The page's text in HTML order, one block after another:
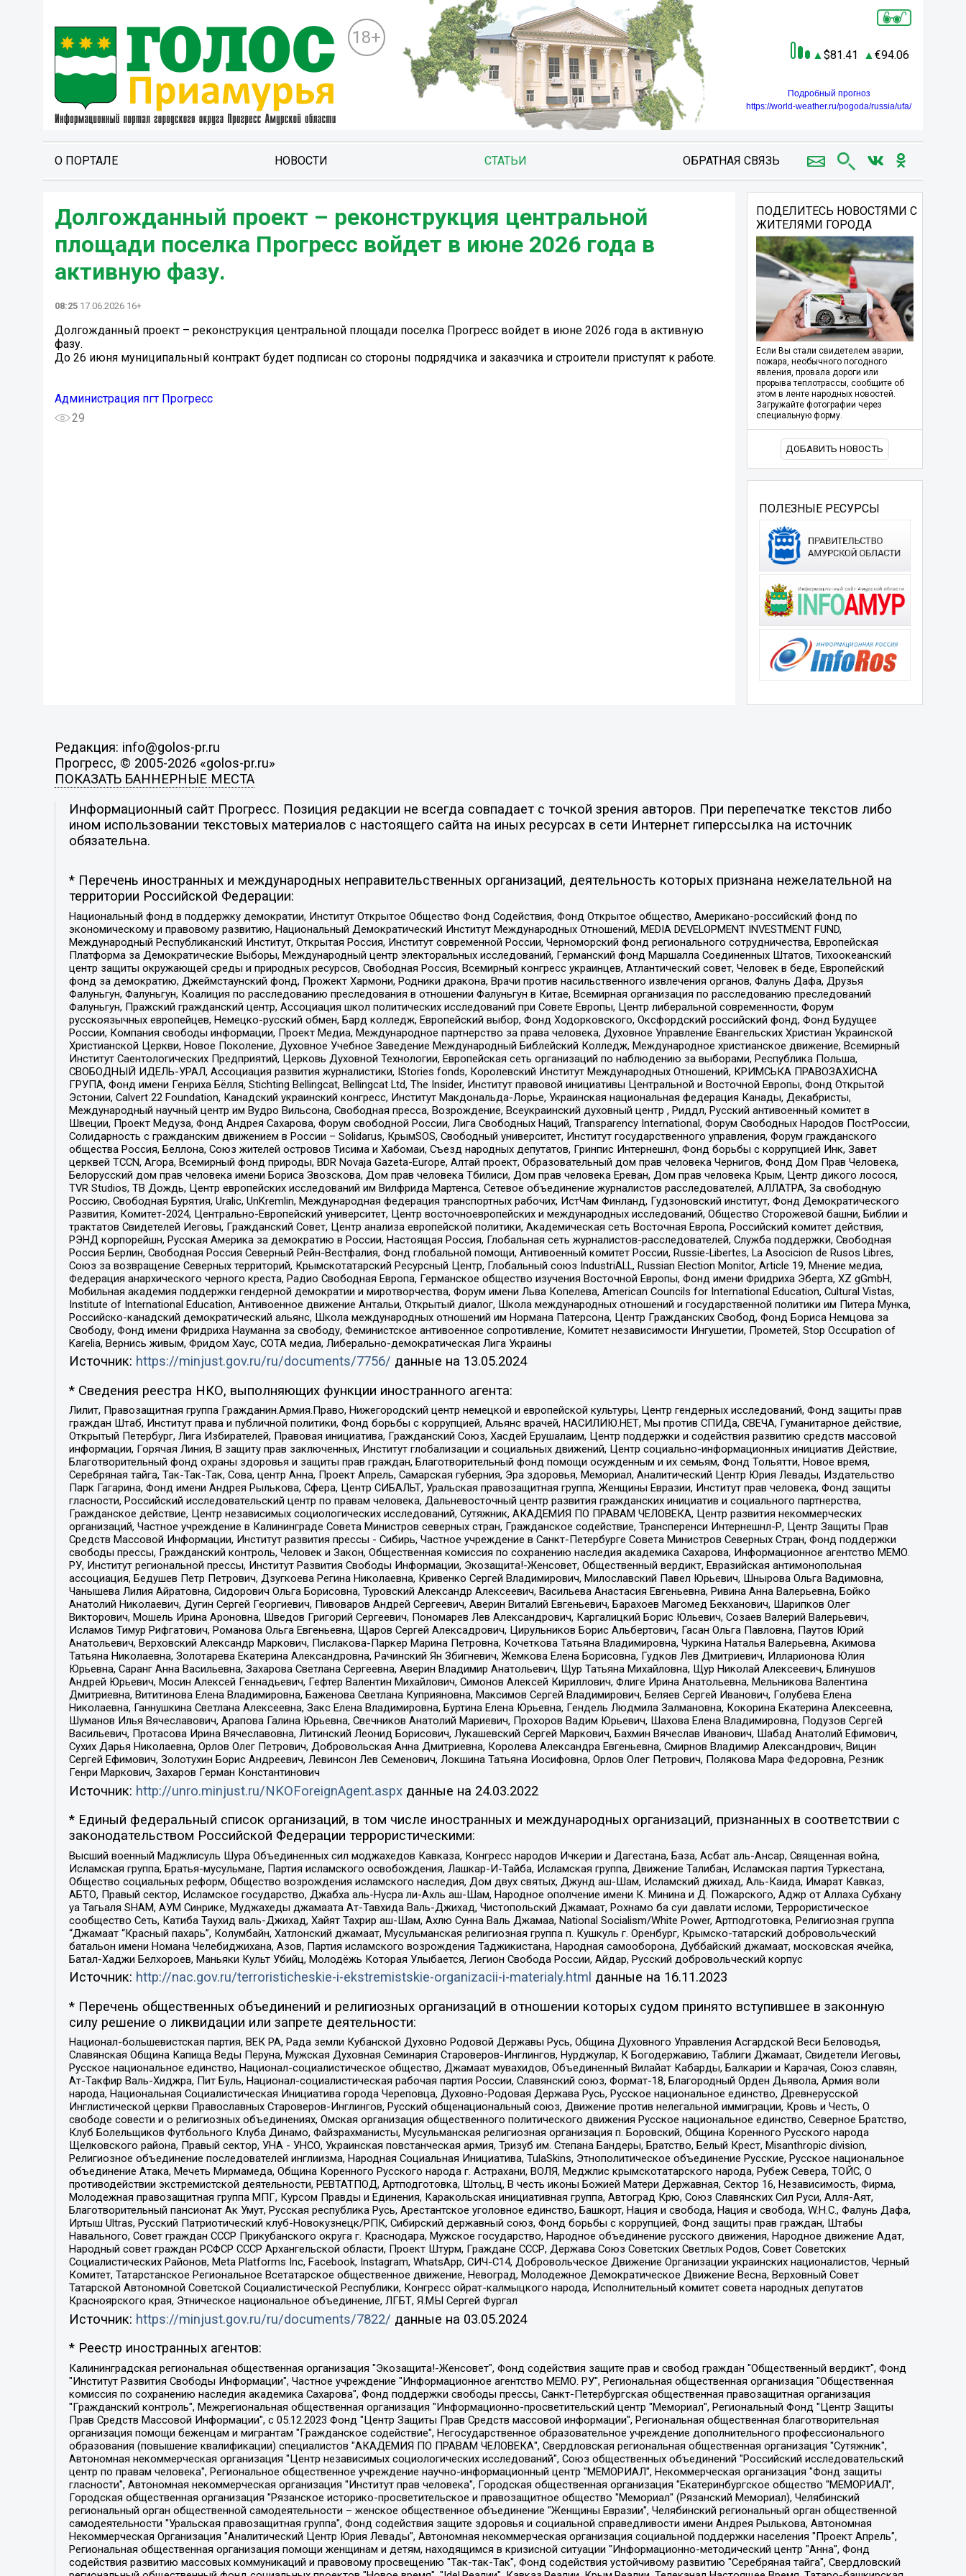
18+
81.41 94.06
Подробный прогноз
https://world-weather.ru/pogoda/russia/ufa/
О ПОРТАЛЕ НОВОСТИ СТАТЬИ ОБРАТНАЯ СВЯЗЬ
Долгожданный проект – реконструкция центральной
площади поселка Прогресс войдет в июне 2026 года в
активную фазу.
08:25 17.06.2026 16+
Долгожданный проект – реконструкция центральной площади поселка Прогресс войдет в июне 2026 года в активную
фазу.
До 26 июня муниципальный контракт будет подписан со стороны подрядчика и заказчика и строители приступят к работе.
Администрация пгт Прогресс
29
ПОДЕЛИТЕСЬ НОВОСТЯМИ С
ЖИТЕЛЯМИ ГОРОДА
Если Вы стали свидетелем аварии,
пожара, необычного погодного
явления, провала дороги или
прорыва теплотрассы, сообщите об
этом в ленте народных новостей.
Загружайте фотографии через
специальную форму.
ДОБАВИТЬ НОВОСТЬ
ПОЛЕЗНЫЕ РЕСУРСЫ
Редакция: info@golos-pr.ru
Прогресс, © 2005-2026 «golos-pr.ru»
ПОКАЗАТЬ БАННЕРНЫЕ МЕСТА
Информационный сайт Прогресс. Позиция редакции не всегда совпадает с точкой зрения авторов. При перепечатке текстов либо
ином использовании текстовых материалов с настоящего сайта на иных ресурсах в сети Интернет гиперссылка на источник
обязательна.
* Перечень иностранных и международных неправительственных организаций, деятельность которых признана нежелательной на
территории Российской Федерации:
Национальный фонд в поддержку демократии, Институт Открытое Общество Фонд Содействия, Фонд Открытое общество, Американо-российский фонд по
экономическому и правовому развитию, Национальный Демократический Институт Международных Отношений, MEDIA DEVELOPMENT INVESTMENT FUND,
Международный Республиканский Институт, Открытая Россия, Институт современной России, Черноморский фонд регионального сотрудничества, Европейская
Платформа за Демократические Выборы, Международный центр электоральных исследований, Германский фонд Маршалла Соединенных Штатов, Тихоокеанский
центр защиты окружающей среды и природных ресурсов, Свободная Россия, Всемирный конгресс украинцев, Атлантический совет, Человек в беде, Европейский
фонд за демократию, Джеймстаунский фонд, Прожект Хармони, Родники дракона, Врачи против насильственного извлечения органов, Фалунь Дафа, Друзья
Фалуньгун, Фалуньгун, Коалиция по расследованию преследования в отношении Фалуньгун в Китае, Всемирная организация по расследованию преследований
Фалуньгун, Пражский гражданский центр, Ассоциация школ политических исследований при Совете Европы, Центр либеральной современности, Форум
русскоязычных европейцев, Немецко-русский обмен, Бард колледж, Европейский выбор, Фонд Ходорковского, Оксфордский российский фонд, Фонд Будущее
России, Компания свободы информации, Проект Медиа, Международное партнерство за права человека, Духовное Управление Евангельских Христиан Украинской
Христианской Церкви, Новое Поколение, Духовное Учебное Заведение Международный Библейский Колледж, Международное христианское движение, Всемирный
Институт Саентологических Предприятий, Церковь Духовной Технологии, Европейская сеть организаций по наблюдению за выборами, Республика Польша,
СВОБОДНЫЙ ИДЕЛЬ-УРАЛ, Ассоциация развития журналистики, IStories fonds, Королевский Институт Международных Отношений, КРИМСЬКА ПРАВОЗАХИСНА
ГРУПА, Фонд имени Генриха Бёлля, Stichting Bellingcat, Bellingcat Ltd, The Insider, Институт правовой инициативы Центральной и Восточной Европы, Фонд Открытой
Эстонии, Calvert 22 Foundation, Канадский украинский конгресс, Институт Макдональда-Лорье, Украинская национальная федерация Канады, Декабристы,
Международный научный центр им Вудро Вильсона, Свободная пресса, Возрождение, Всеукраинский духовный центр , Риддл, Русский антивоенный комитет в
Швеции, Проект Медуза, Фонд Андрея Сахарова, Форум свободной России, Лига Свободных Наций, Transparеncy International, Форум Свободных Народов ПостРоссии,
Солидарность с гражданским движением в России – Solidarus, КрымSOS, Свободный университет, Институт государственного управления, Форум гражданского
общества Россия, Беллона, Союз жителей островов Тисима и Хабомаи, Съезд народных депутатов, Гринпис Интернешнл, Фонд борьбы с коррупцией Инк, Завет
церквей TCCN, Агора, Всемирный фонд природы, BDR Novaja Gazeta-Europe, Алтай проект, Образовательный дом прав человека Чернигов, Фонд Дом Прав Человека,
Белорусский дом прав человека имени Бориса Звозскова, Дом прав человека Тбилиси, Дом прав человека Ереван, Дом прав человека Крым, Центр дикого лосося,
TVR Studios, ТВ Дождь, Центр европейских исследований им Вилфрида Мартенса, Сетевое объединение журналистов расследователей, АЛЛАТРА, За свободную
Россию, Свободная Бурятия, Uralic, UnKremlin, Международная федерация транспортных рабочих, ИстЧам Финланд, Гудзоновский институт, Фонд Демократического
Развития, Комитет-2024, Центрально-Европейский университет, Центр восточноевропейских и международных исследований, Общество Сторожевой башни, Библии и
трактатов Свидетелей Иеговы, Гражданский Совет, Центр анализа европейской политики, Академическая сеть Восточная Европа, Российский комитет действия,
РЭНД корпорейшн, Русская Америка за демократию в России, Настоящая Россия, Глобальная сеть журналистов-расследователей, Служба поддержки, Свободная
Россия Берлин, Свободная Россия Северный Рейн-Вестфалия, Фонд глобальной помощи, Антивоенный комитет России, Russie-Libertes, La Asocicion de Rusos Libres,
Союз за возвращение Северных территорий, Крымскотатарский Ресурсный Центр, Глобальный союз IndustriALL, Russian Election Monitor, Article 19, Мнение медиа,
Федерация анархического черного креста, Радио Свободная Европа, Германское общество изучения Восточной Европы, Фонд имени Фридриха Эберта, XZ gGmbH,
Мобильная академия поддержки гендерной демократии и миротворчества, Форум имени Льва Копелева, American Councils for International Education, Cultural Vistas,
Institute of International Education, Антивоенное движение Антальи, Открытый диалог, Школа международных отношений и государственной политики им Питера Мунка,
Российско-канадский демократический альянс, Школа международных отношений им Нормана Патерсона, Центр Гражданских Свобод, Фонд Бориса Немцова за
Свободу, Фонд имени Фридриха Науманна за свободу, Феминистское антивоенное сопротивление, Комитет независимости Ингушетии, Прометей, Stop Occupation of
Karelia, Вернись живым, Фридом Хаус, СОТА медиа, Либерально-демократическая Лига Украины
Источник: https://minjust.gov.ru/ru/documents/7756/ данные на 13.05.2024
* Сведения реестра НКО, выполняющих функции иностранного агента:
Лилит, Правозащитная группа Гражданин.Армия.Право, Нижегородский центр немецкой и европейской культуры, Центр гендерных исследований, Фонд защиты прав
граждан Штаб, Институт права и публичной политики, Фонд борьбы с коррупцией, Альянс врачей, НАСИЛИЮ.НЕТ, Мы против СПИДа, СВЕЧА, Гуманитарное действие,
Открытый Петербург, Лига Избирателей, Правовая инициатива, Гражданский Союз, Хасдей Ерушалаим, Центр поддержки и содействия развитию средств массовой
информации, Горячая Линия, В защиту прав заключенных, Институт глобализации и социальных движений, Центр социально-информационных инициатив Действие,
Благотворительный фонд охраны здоровья и защиты прав граждан, Благотворительный фонд помощи осужденным и их семьям, Фонд Тольятти, Новое время,
Серебряная тайга, Так-Так-Так, Сова, центр Анна, Проект Апрель, Самарская губерния, Эра здоровья, Мемориал, Аналитический Центр Юрия Левады, Издательство
Парк Гагарина, Фонд имени Андрея Рылькова, Сфера, Центр СИБАЛЬТ, Уральская правозащитная группа, Женщины Евразии, Институт прав человека, Фонд защиты
гласности, Российский исследовательский центр по правам человека, Дальневосточный центр развития гражданских инициатив и социального партнерства,
Гражданское действие, Центр независимых социологических исследований, Сутяжник, АКАДЕМИЯ ПО ПРАВАМ ЧЕЛОВЕКА, Центр развития некоммерческих
организаций, Частное учреждение в Калининграде Совета Министров северных стран, Гражданское содействие, Трансперенси Интернешнл-Р, Центр Защиты Прав
Средств Массовой Информации, Институт развития прессы - Сибирь, Частное учреждение в Санкт-Петербурге Совета Министров Северных Стран, Фонд поддержки
свободы прессы, Гражданский контроль, Человек и Закон, Общественная комиссия по сохранению наследия академика Сахарова, Информационное агентство МЕМО.
РУ, Институт региональной прессы, Институт Развития Свободы Информации, Экозащита!-Женсовет, Общественный вердикт, Евразийская антимонопольная
ассоциация, Бедушев Петр Петрович, Дзугкоева Регина Николаевна, Кривенко Сергей Владимирович, Милославский Павел Юрьевич, Шнырова Ольга Вадимовна,
Чанышева Лилия Айратовна, Сидорович Ольга Борисовна, Туровский Александр Алексеевич, Васильева Анастасия Евгеньевна, Ривина Анна Валерьевна, Бойко
Анатолий Николаевич, Дугин Сергей Георгиевич, Пивоваров Андрей Сергеевич, Аверин Виталий Евгеньевич, Барахоев Магомед Бекханович, Шарипков Олег
Викторович, Мошель Ирина Ароновна, Шведов Григорий Сергеевич, Пономарев Лев Александрович, Каргалицкий Борис Юльевич, Созаев Валерий Валерьевич,
Исламов Тимур Рифгатович, Романова Ольга Евгеньевна, Щаров Сергей Алексадрович, Цирульников Борис Альбертович, Гасан Ольга Павловна, Паутов Юрий
Анатольевич, Верховский Александр Маркович, Пислакова-Паркер Марина Петровна, Кочеткова Татьяна Владимировна, Чуркина Наталья Валерьевна, Акимова
Татьяна Николаевна, Золотарева Екатерина Александровна, Рачинский Ян Збигневич, Жемкова Елена Борисовна, Гудков Лев Дмитриевич, Илларионова Юлия
Юрьевна, Саранг Анна Васильевна, Захарова Светлана Сергеевна, Аверин Владимир Анатольевич, Щур Татьяна Михайловна, Щур Николай Алексеевич, Блинушов
Андрей Юрьевич, Мосин Алексей Геннадьевич, Гефтер Валентин Михайлович, Симонов Алексей Кириллович, Флиге Ирина Анатольевна, Мельникова Валентина
Дмитриевна, Вититинова Елена Владимировна, Баженова Светлана Куприяновна, Максимов Сергей Владимирович, Беляев Сергей Иванович, Голубева Елена
Николаевна, Ганнушкина Светлана Алексеевна, Закс Елена Владимировна, Буртина Елена Юрьевна, Гендель Людмила Залмановна, Кокорина Екатерина Алексеевна,
Шуманов Илья Вячеславович, Арапова Галина Юрьевна, Свечников Анатолий Мариевич, Прохоров Вадим Юрьевич, Шахова Елена Владимировна, Подузов Сергей
Васильевич, Протасова Ирина Вячеславовна, Литинский Леонид Борисович, Лукашевский Сергей Маркович, Бахмин Вячеслав Иванович, Шабад Анатолий Ефимович,
Сухих Дарья Николаевна, Орлов Олег Петрович, Добровольская Анна Дмитриевна, Королева Александра Евгеньевна, Смирнов Владимир Александрович, Вицин
Сергей Ефимович, Золотухин Борис Андреевич, Левинсон Лев Семенович, Локшина Татьяна Иосифовна, Орлов Олег Петрович, Полякова Мара Федоровна, Резник
Генри Маркович, Захаров Герман Константинович
Источник: http://unro.minjust.ru/NKOForeignAgent.aspxданные на 24.03.2022
* Единый федеральный список организаций, в том числе иностранных и международных организаций, признанных в соответствии с
законодательством Российской Федерации террористическими:
Высший военный Маджлисуль Шура Объединенных сил моджахедов Кавказа, Конгресс народов Ичкерии и Дагестана, База, Асбат аль-Ансар, Священная война,
Исламская группа, Братья-мусульмане, Партия исламского освобождения, Лашкар-И-Тайба, Исламская группа, Движение Талибан, Исламская партия Туркестана,
Общество социальных реформ, Общество возрождения исламского наследия, Дом двух святых, Джунд аш-Шам, Исламский джихад, Аль-Каида, Имарат Кавказ,
АБТО, Правый сектор, Исламское государство, Джабха аль-Нусра ли-Ахль аш-Шам, Народное ополчение имени К. Минина и Д. Пожарского, Аджр от Аллаха Субхану
уа Тагьаля SHAM, АУМ Синрике, Муджахеды джамаата Ат-Тавхида Валь-Джихад, Чистопольский Джамаат, Рохнамо ба суи давлати исломи, Террористическое
сообщество Сеть, Катиба Таухид валь-Джихад, Хайят Тахрир аш-Шам, Ахлю Сунна Валь Джамаа, National Socialism/White Power, Артподготовка, Религиозная группа
“Джамаат “Красный пахарь”, Колумбайн, Хатлонский джамаат, Мусульманская религиозная группа п. Кушкуль г. Оренбург, Крымско-татарский добровольческий
батальон имени Номана Челебиджихана, Азов, Партия исламского возрождения Таджикистана, Народная самооборона, Дуббайский джамаат, московская ячейка,
Батал-Хаджи Белхороев, Маньяки Культ Убийц, Молодёжь Которая Улыбается, Легион Свобода России, Айдар, Русский добровольческий корпус
Источник: http://nac.gov.ru/terroristicheskie-i-ekstremistskie-organizacii-i-materialy.html данные на 16.11.2023
* Перечень общественных объединений и религиозных организаций в отношении которых судом принято вступившее в законную
силу решение о ликвидации или запрете деятельности:
Национал-большевистская партия, ВЕК РА, Рада земли Кубанской Духовно Родовой Державы Русь, Община Духовного Управления Асгардской Веси Беловодья,
Славянская Община Капища Веды Перуна, Мужская Духовная Семинария Староверов-Инглингов, Нурджулар, К Богодержавию, Таблиги Джамаат, Свидетели Иеговы,
Русское национальное единство, Национал-социалистическое общество, Джамаат мувахидов, Объединенный Вилайат Кабарды, Балкарии и Карачая, Союз славян,
Ат-Такфир Валь-Хиджра, Пит Буль, Национал-социалистическая рабочая партия России, Славянский союз, Формат-18, Благородный Орден Дьявола, Армия воли
народа, Национальная Социалистическая Инициатива города Череповца, Духовно-Родовая Держава Русь, Русское национальное единство, Древнерусской
Инглистической церкви Православных Староверов-Инглингов, Русский общенациональный союз, Движение против нелегальной иммиграции, Кровь и Честь, О
свободе совести и о религиозных объединениях, Омская организация общественного политического движения Русское национальное единство, Северное Братство,
Клуб Болельщиков Футбольного Клуба Динамо, Файзрахманисты, Мусульманская религиозная организация п. Боровский, Община Коренного Русского народа
Щелковского района, Правый сектор, УНА - УНСО, Украинская повстанческая армия, Тризуб им. Степана Бандеры, Братство, Белый Крест, Misanthropic division,
Религиозное объединение последователей инглиизма, Народная Социальная Инициатива, TulaSkins, Этнополитическое объединение Русские, Русское национальное
объединение Атака, Мечеть Мирмамеда, Община Коренного Русского народа г. Астрахани, ВОЛЯ, Меджлис крымскотатарского народа, Рубеж Севера, ТОЙС, О
противодействии экстремистской деятельности, РЕВТАТПОД, Артподготовка, Штольц, В честь иконы Божией Матери Державная, Сектор 16, Независимость, Фирма,
Молодежная правозащитная группа МПГ, Курсом Правды и Единения, Каракольская инициативная группа, Автоград Крю, Союз Славянских Сил Руси, Алля-Аят,
Благотворительный пансионат Ак Умут, Русская республика Русь, Арестантское уголовное единство, Башкорт, Нация и свобода, Нация и свобода, W.H.С., Фалунь Дафа,
Иртыш Ultras, Русский Патриотический клуб-Новокузнецк/РПК, Сибирский державный союз, Фонд борьбы с коррупцией, Фонд защиты прав граждан, Штабы
Навального, Совет граждан СССР Прикубанского округа г. Краснодара, Мужское государство, Народное объединение русского движения, Народное движение Адат,
Народный совет граждан РСФСР СССР Архангельской области, Проект Штурм, Граждане СССР, Держава Союз Советских Светлых Родов, Совет Советских
Социалистических Районов, Meta Platforms Inc, Facebook, Instagram, WhatsApp, СИЧ-С14, Добровольческое Движение Организации украинских националистов, Черный
Комитет, Татарстанское Региональное Всетатарское общественное движение, Невоград, Молодежное Демократическое Движение Весна, Верховный Совет
Татарской Автономной Советской Социалистической Республики, Конгресс ойрат-калмыцкого народа, Исполнительный комитет совета народных депутатов
Красноярского края, Этническое национальное объединение, ЛГБТ, Я.МЫ Сергей Фургал
Источник: https://minjust.gov.ru/ru/documents/7822/ данные на 03.05.2024
* Реестр иностранных агентов:
Калининградская региональная общественная организация "Экозащита!-Женсовет", Фонд содействия защите прав и свобод граждан "Общественный вердикт", Фонд "Институт Развития Свободы Информации", Частное учреждение "Информационное агентство МЕМО. РУ", Региональная общественная организация "Общественная комиссия по сохранению наследия академика Сахарова", Фонд поддержки свободы прессы, Санкт-Петербургская общественная правозащитная организация "Гражданский контроль", Межрегиональная общественная организация "Информационно-просветительский центр "Мемориал", Региональный Фонд "Центр Защиты Прав Средств Массовой Информации", с 05.12.2023 Фонд "Центр Защиты Прав Средств массовой информации", Региональная общественная благотворительная организация помощи беженцам и мигрантам "Гражданское содействие", Негосударственное образовательное учреждение дополнительного профессионального образования (повышение квалификации) специалистов "АКАДЕМИЯ ПО ПРАВАМ ЧЕЛОВЕКА", Свердловская региональная общественная организация "Сутяжник", Автономная некоммерческая организация "Центр независимых социологических исследований", Союз общественных объединений "Российский исследовательский центр по правам человека", Региональное общественное учреждение научно-информационный центр "МЕМОРИАЛ", Некоммерческая организация "Фонд защиты гласности", Автономная некоммерческая организация "Институт прав человека", Городская общественная организация "Екатеринбургское общество "МЕМОРИАЛ", Городская общественная организация "Рязанское историко-просветительское и правозащитное общество "Мемориал" (Рязанский Мемориал), Челябинский региональный орган общественной самодеятельности – женское общественное объединение "Женщины Евразии", Челябинский региональный орган общественной самодеятельности "Уральская правозащитная группа", Фонд содействия защите здоровья и социальной справедливости имени Андрея Рылькова, Автономная Некоммерческая Организация "Аналитический Центр Юрия Левады", Автономная некоммерческая организация социальной поддержки населения "Проект Апрель", Региональная общественная организация помощи женщинам и детям, находящимся в кризисной ситуации "Информационно-методический центр "Анна", Фонд содействия развитию массовых коммуникаций и правовому просвещению "Так-так-Так", Фонд содействия устойчивому развитию "Серебряная тайга", Свердловский региональный общественный фонд социальных проектов "Новое время", "Idel.Реалии", Кавказ.Реалии, Крым.Реалии, Телеканал Настоящее Время, Татаро-башкирская служба Радио Свобода (Azatliq Radiosi), Радио Свободная Европа/Радио Свобода (PCE/PC), "Сибирь.Реалии", "Фактограф", Благотворительный фонд помощи осужденным и их семьям, Автономная некоммерческая организация "Институт глобализации и социальных движений", Фонд "В защиту прав заключенных", Частное учреждение "Центр поддержки и содействия развитию средств массовой информации", Пензенский региональный общественный благотворительный фонд "Гражданский союз", "Север.Реалии", Некоммерческая организация Фонд "Правовая инициатива", Общество с ограниченной ответственностью "Радио Свободная Европа/Радио Свобода", Чешское информационное агентство "MEDIUM-ORIENT", Красноярская региональная общественная организация "Мы против СПИДа", Камалягин Денис Николаевич, Маркелов Сергей Евгеньевич, Пономарев Лев Александрович, Савицкая Людмила Алексеевна, Автономная некоммерческая организация "Центр по работе с проблемой насилия "НАСИЛИЮ.НЕТ", Межрегиональный профессиональный союз работников здравоохранения "Альянс врачей", Юридическое лицо, зарегистрированное в Латвийской Республике, SIA "Medusa Project" (регистрационный номер 40103797863, дата регистрации 10.06.2014), Некоммерческая организация "Фонд по борьбе с коррупцией", Автономная некоммерческая организация "Институт права и публичной политики", Баданин Роман Сергеевич, Гликин Максим Александрович, Железнова Мария Михайловна, Лукьянова Юлия Сергеевна, Маетная Елизавета Витальевна, Маняхин Петр Борисович, Чуракова Ольга Владимировна, Ярош Юлия Петровна, Юридическое лицо "The Insider SIA", зарегистрированное в Риге, Латвийская Республика (дата регистрации 26.06.2015), являющееся администратором доменного имени интернет-издания "The Insider SIA", https://theins.ru, Постернак Алексей Евгеньевич, Рубин Михаил Аркадьевич, Анин Роман Александрович, Юридическое лицо Istories fonds, зарегистрированное в Латвийской Республике (регистрационный номер 50008295751, дата регистрации 24.02.2020), Великовский Дмитрий Александрович, Долинина Ирина Николаевна, Мароховская Алеся Алексеевна, Шлейнов Роман Юрьевич, Шмагун Олеся Валентиновна, Общество с ограниченной ответственностью "Альтаир 2021", Общество с ограниченной ответственностью "Вега 2021", Общество с ограниченной ответственностью "Главный редактор 2021", Общество с ограниченной ответственностью "Ромашки монолит", Важенков Артем Валерьевич, Ивановская областная общественная организация "Центр гендерных исследований", Гурман Юрий Альбертович, Медиапроект "ОВД-Инфо", Егоров Владимир Владимирович, Жилинский Владимир Александрович, Общество с ограниченной ответственностью "ЗП", Иванова София Юрьевна, Карезина Инна Павловна, Кильтау Екатерина Викторовна, Петров Алексей Викторович, Пискунов Сергей Евгеньевич, Смирнов Сергей Сергеевич, Тихонов Михаил Сергеевич, Общество с ограниченной ответственностью "ЖУРНАЛИСТ-ИНОСТРАННЫЙ АГЕНТ", Арапова Галина Юрьевна, Вольтская Татьяна Анатольевна, Американская компания "Mason G.E.S. Anonymous Foundation" (США), являющаяся владельцем интернет-издания https://mnews.world/, Компания "Stichting Bellingcat", зарегистрированная в Нидерландах (дата регистрации 11.07.2018), Захаров Андрей Вячеславович, Клепиковская Екатерина Дмитриевна, Общество с ограниченной ответственностью "МЕМО", Перл Роман Александрович, Симонов Евгений Алексеевич, Соловьева Елена Анатольевна, Сотников Даниил Владимирович, Сурначева Елизавета Дмитриевна, Автономная некоммерческая организация по защите прав человека и информированию населения "Якутия – Наше Мнение", Общество с ограниченной ответственностью "Москоу диджитал медиа", с 26.01.2023 Общество с ограниченной ответственностью "Чайка Белые сады", Ветошкина Валерия Валерьевна, Заговора Максим Александрович, Межрегиональное общественное движение "Российская ЛГБТ - сеть", Оленичев Максим Владимирович, Павлов Иван Юрьевич, Скворцова Елена Сергеевна, Общество с ограниченной ответственностью "Как бы инагент", Кочетков Игорь Викторович, Общество с ограниченной ответственностью "Честные выборы", Еланчик Олег Александрович, Общество с ограниченной ответственностью "Нобелевский призыв", Гималова Регина Эмилевна, Григорьев Андрей Валерьевич, Григорьева Алина Александровна, Ассоциация по содействию защите прав призывников, альтернативнослужащих и военнослужащих "Правозащитная группа "Гражданин.Армия.Право", Хисамова Регина Фаритовна, Автономная некоммерческая организация по реализации социально-правовых программ "Лилит", Дальневосточное общественное движение "Маяк", Санкт-Петербургская ЛГБТ-инициативная группа "Выход", Инициативная группа ЛГБТ+ "Реверс", Алексеев Андрей Викторович, Бекбулатова Таисия Львовна, Беляев Иван Михайлович, Владыкина Елена Сергеевна, Гельман Марат Александрович, Никульшина Вероника Юрьевна, Толоконникова Надежда Андреевна, Шендерович Виктор Анатольевич, Общество с ограниченной ответственностью "Данное сообщение", Общество с ограниченной ответственностью Издательский дом "Новая глава", Айнбиндер Александра Александровна, Московский комьюнити-центр для ЛГБТ+инициатив, Благотворительный фонд развития филантропии, Deutsche Welle (Германия, Kurt-Schumacher-Strasse 3, 53113 Bonn), Борзунова Мария Михайловна, Воробьев Виктор Викторович, Голубева Анна Львовна, Константинова Алла Михайловна, Малкова Ирина Владимировна, Мурадов Мурад Абдулгалимович, Осетинская Елизавета Николаевна, Понасенков Евгений Николаевич, Ганапольский Матвей Юрьевич, Киселев Евгений Алексеевич, Борухович Ирина Григорьевна, Дремин Иван Тимофеевич, Дубровский Дмитрий Викторович, Красноярская региональная общественная организация поддержки и развития альтернативных образовательных технологий и межкультурных коммуникаций "ИНТЕРРА", Маяковская Екатерина Алексеевна, Фейгин Марк Захарович, Филимонов Андрей Викторович, Дзугкоева Регина Николаевна, Доброхотов Роман Александрович, Дудь Юрий Александрович, Елкин Сергей Владимирович, Кругликов Кирилл Игоревич, Сабунаева Мария Леонидовна, Семенов Алексей Владимирович, Шаинян Карен Багратович, Шульман Екатерина Михайловна, Асафьев Артур Валерьевич, Вахштайн Виктор Семенович, Венедиктов Алексей Алексеевич, Лушникова Екатерина Евгеньевна, Волков Леонид Михайлович, Невзоров Александр Глебович, Пархоменко Сергей Борисович, Сироткин Ярослав Николаевич, Кара-Мурза Владимир Владимирович, Баранова Наталья Владимировна, Гозман Леонид Яковлевич, Кагарлицкий Борис Юльевич, Климарев Михаил Валерьевич, Милов Владимир Станиславович, Автономная некоммерческая организация Краснодарский центр современного искусства "Типография", Моргенштерн Алишер Тагирович, Соболь Любовь Эдуардовна, Общество с ограниченной ответственностью "ЛИЗА НОРМ", Каспаров Гарри Кимович, Ходорковский Михаил Борисович, Общество с ограниченной ответственностью "Апрельские тезисы", Данилович Ирина Брониславовна, Кашин Олег Владимирович, Петров Николай Владимирович, Пивоваров Алексей Владимирович, Соколов Михаил Владимирович, Цветкова Юлия Владимировна, Чичваркин Евгений Александрович, Комитет против пыток/Команда против пыток, Общество с ограниченной ответственностью "Первый научный", Общество с ограниченной ответственностью "Вертолет и ко", Белоцерковская Вероника Борисовна, Кац Максим Евгеньевич, Лазарева Татьяна Юрьевна, Шаведдинов Руслан Табризович, Яшин Илья Валерьевич, Общество с ограниченной ответственностью "Иноагент ААВ", Алешковский Дмитрий Петрович, Альбац Евгения Марковна, Быков Дмитрий Львович, Галямина Юлия Евгеньевна, Лойко Сергей Леонидович, Мартынов Кирилл Константинович, Медведев Сергей Александрович, Крашенинников Федор Геннадиевич, Гордеева Катерина Вл